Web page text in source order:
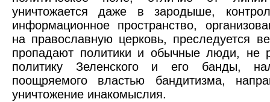
уничтожается даже в зародыше,
информационное пространство,
на православную церковь, преследуется
пропадают политики и обычные люди, не
политику Зеленского и его банды,
поощряемого властью бандитизма,
уничтожение инакомыслия.